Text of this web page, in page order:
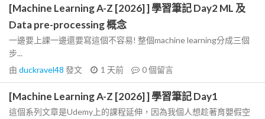
[Machine Learning A-Z [2026] ] 學習筆記 Day2 ML 及
Data pre-processing 概念
一邊要上課一邊還要寫這個不容易! 整個machine learning分成三個
步...
由 duckravel48 發文 1 天前 0個留言
[Machine Learning A-Z [2026] ] 學習筆記 Day1
這個系列文章是Udemy上的課程延伸，因為我個人想趁著育嬰假空